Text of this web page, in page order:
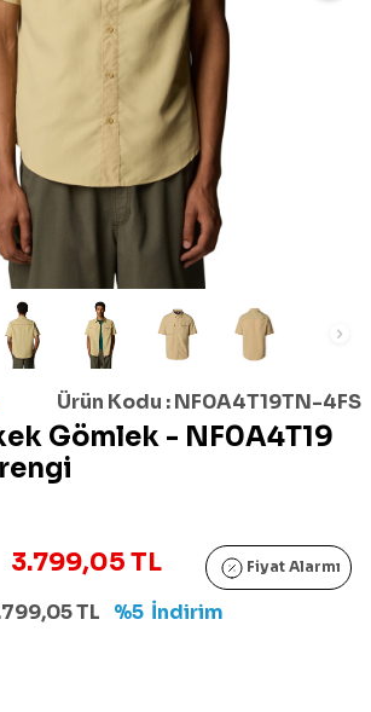
Ürün Kodu :NF0A4T19TN-4FS
Gömlek - NF0A4T19
3.799,05 TL Fiyat Alarmı
TL %5 İndirim